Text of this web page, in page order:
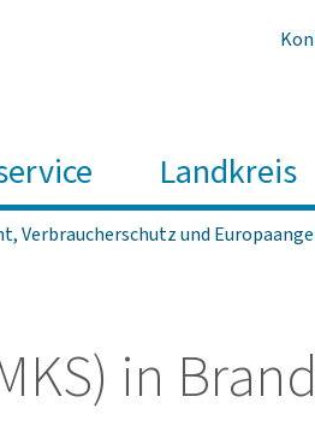
Landkreis
Verbraucherschutz und
in